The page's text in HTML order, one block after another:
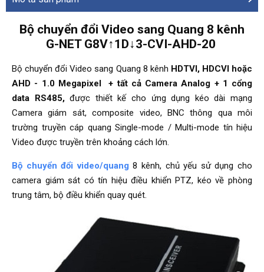
Bộ chuyển đổi Video sang Quang 8 kênh
G-NET G8V↑1D↓3-CVI-AHD-20
Bộ chuyển đổi Video sang Quang 8 kênh HDTVI, HDCVI hoặc
AHD - 1.0 Megapixel + tất cả Camera Analog + 1 cổng
data RS485,được thiết kế cho ứng dụng kéo dài mạng
Camera giám sát, composite video, BNC thông qua môi
trường truyền cáp quang Single-mode / Multi-mode tín hiệu
Video được truyền trên khoảng cách lớn.
Bộ chuyển đổi video/quang 8 kênh, chủ yếu sử dụng cho
camera giám sát có tín hiệu điều khiển PTZ, kéo về phòng
trung tâm, bộ điều khiển quay quét.